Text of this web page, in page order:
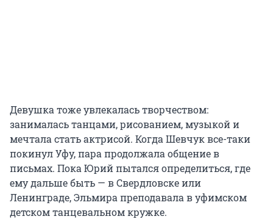
Девушка тоже увлекалась творчеством:
занималась танцами, рисованием, музыкой и
мечтала стать актрисой. Когда Шевчук все-таки
покинул Уфу, пара продолжала общение в
письмах. Пока Юрий пытался определиться, где
ему дальше быть — в Свердловске или
Ленинграде, Эльмира преподавала в уфимском
детском танцевальном кружке.